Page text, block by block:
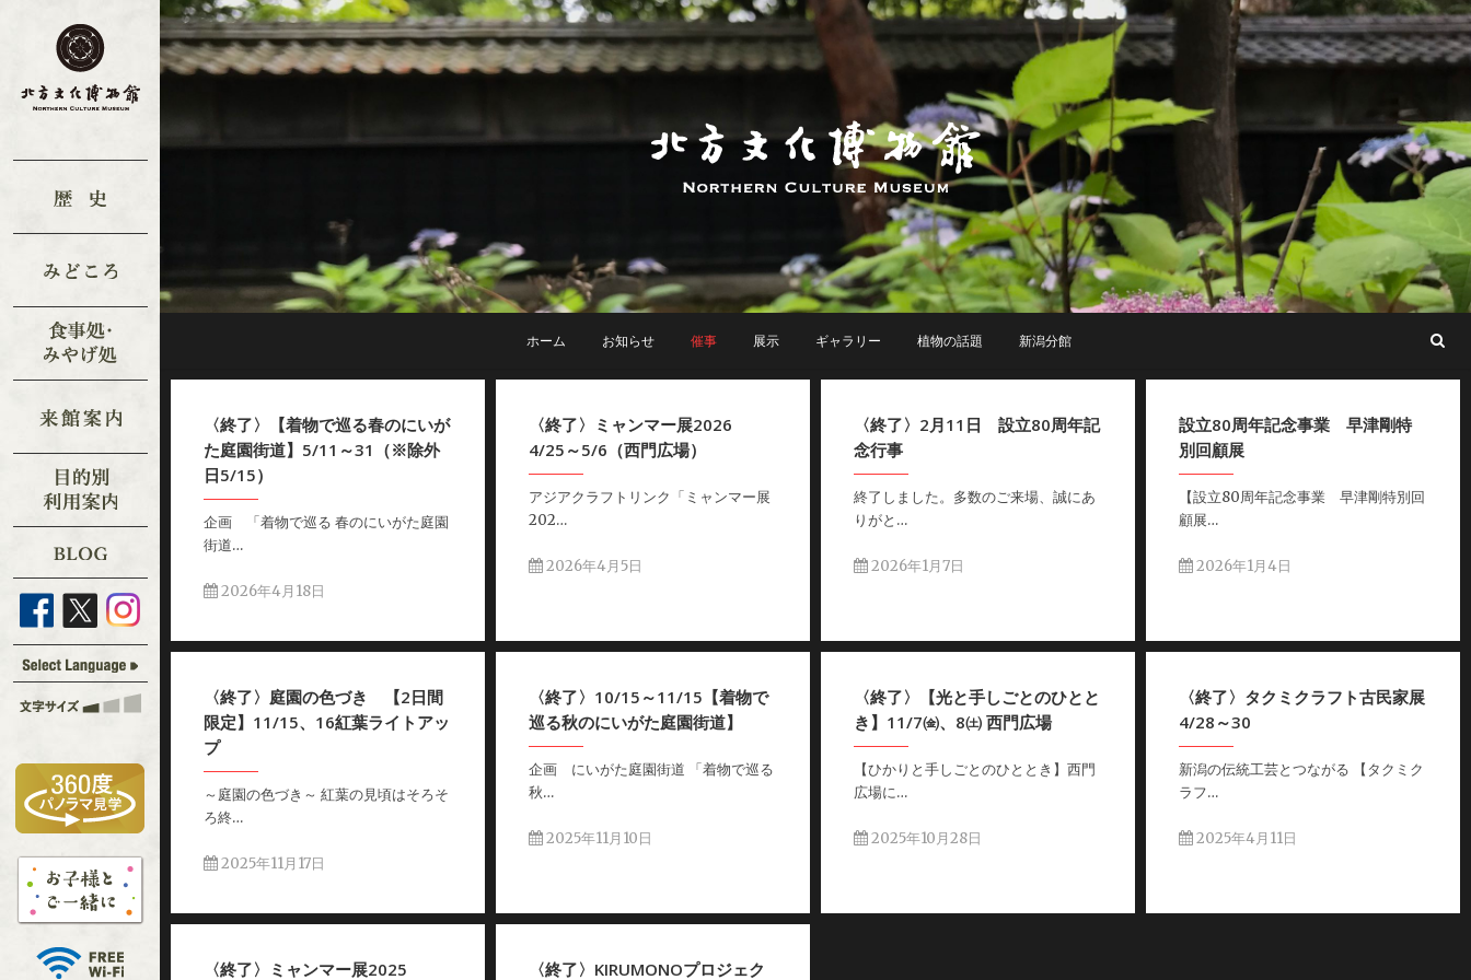
ホーム お知らせ 催事 展示 ギャラリー 植物の話題 新潟分館
〈終了〉【着物で巡る春のにいが
た庭園街道】5/11～31（※除外
日5/15）
企画 「着物で巡る 春のにいがた庭園
街道…
2026年4月18日
〈終了〉ミャンマー展2026
4/25～5/6（西門広場）
アジアクラフトリンク「ミャンマー展
202…
2026年4月5日
〈終了〉2月11日 設立80周年記
念行事
終了しました。多数のご来場、誠にあ
りがと…
2026年1月7日
設立80周年記念事業 早津剛特
別回顧展
【設立80周年記念事業 早津剛特別回
顧展…
2026年1月4日
〈終了〉庭園の色づき 【2日間
限定】11/15、16紅葉ライトアッ
プ
～庭園の色づき～ 紅葉の見頃はそろそ
ろ終…
2025年11月17日
〈終了〉10/15～11/15【着物で
巡る秋のにいがた庭園街道】
企画 にいがた庭園街道 「着物で巡る
秋…
2025年11月10日
〈終了〉【光と手しごとのひとと
き】11/7㈮、8㈯ 西門広場
【ひかりと手しごとのひととき】西門
広場に…
2025年10月28日
〈終了〉タクミクラフト古民家展
4/28～30
新潟の伝統工芸とつながる 【タクミク
ラフ…
2025年4月11日
〈終了〉ミャンマー展2025
〈終了〉KIRUMONOプロジェク